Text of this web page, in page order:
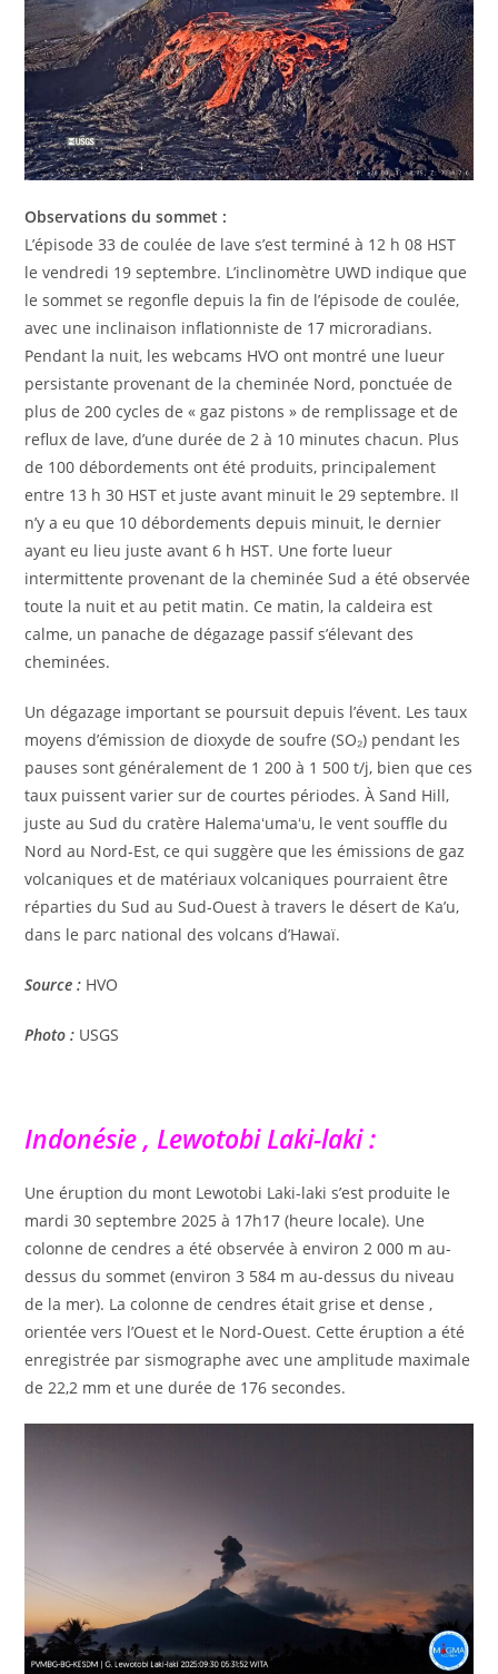
Observations du sommet :
L’épisode 33 de coulée de lave s’est terminé à 12 h 08 HST
le vendredi 19 septembre. L’inclinomètre UWD indique que
le sommet se regonfle depuis la fin de l’épisode de coulée,
avec une inclinaison inflationniste de 17 microradians.
Pendant la nuit, les webcams HVO ont montré une lueur
persistante provenant de la cheminée Nord, ponctuée de
plus de 200 cycles de « gaz pistons » de remplissage et de
reflux de lave, d’une durée de 2 à 10 minutes chacun. Plus
de 100 débordements ont été produits, principalement
entre 13 h 30 HST et juste avant minuit le 29 septembre. Il
n’y a eu que 10 débordements depuis minuit, le dernier
ayant eu lieu juste avant 6 h HST. Une forte lueur
intermittente provenant de la cheminée Sud a été observée
toute la nuit et au petit matin. Ce matin, la caldeira est
calme, un panache de dégazage passif s’élevant des
cheminées.
Un dégazage important se poursuit depuis l’évent. Les taux
moyens d’émission de dioxyde de soufre (SO₂) pendant les
pauses sont généralement de 1 200 à 1 500 t/j, bien que ces
taux puissent varier sur de courtes périodes. À Sand Hill,
juste au Sud du cratère Halemaʻumaʻu, le vent souffle du
Nord au Nord-Est, ce qui suggère que les émissions de gaz
volcaniques et de matériaux volcaniques pourraient être
réparties du Sud au Sud-Ouest à travers le désert de Ka’u,
dans le parc national des volcans d’Hawaï.
Source : HVO
Photo : USGS
Indonésie , Lewotobi Laki-laki :
Une éruption du mont Lewotobi Laki-laki s’est produite le
mardi 30 septembre 2025 à 17h17 (heure locale). Une
colonne de cendres a été observée à environ 2 000 m au-
dessus du sommet (environ 3 584 m au-dessus du niveau
de la mer). La colonne de cendres était grise et dense ,
orientée vers l’Ouest et le Nord-Ouest. Cette éruption a été
enregistrée par sismographe avec une amplitude maximale
de 22,2 mm et une durée de 176 secondes.